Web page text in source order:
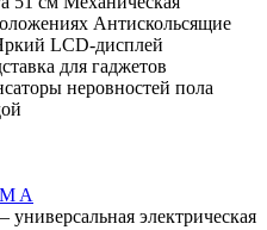
Антискольсящие
LCD-дисплей
для гаджетов
неровностей пола
A
электрическая